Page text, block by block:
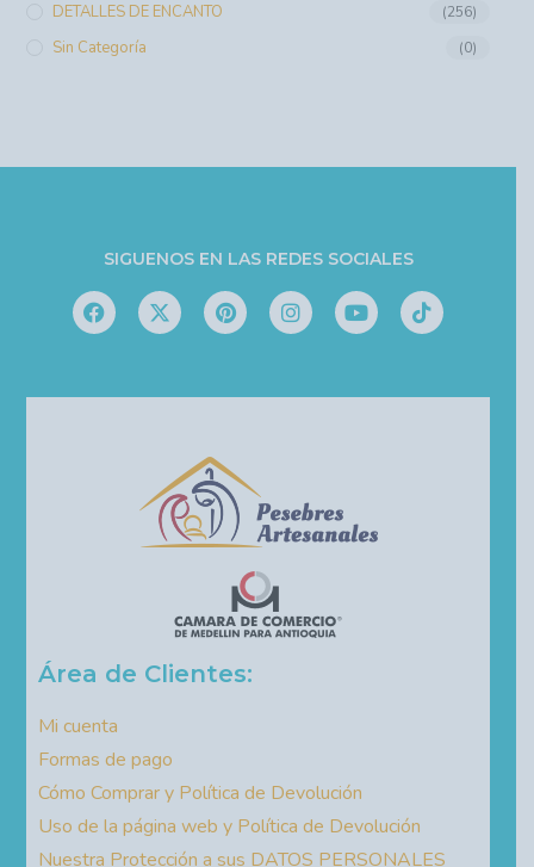
DETALLES DE ENCANTO (256)
Sin Categoría (0)
SIGUENOS EN LAS REDES SOCIALES
Área de Clientes:
Mi cuenta
Formas de pago
Cómo Comprar y Política de Devolución
Uso de la página web y Política de Devolución
Nuestra Protección a sus DATOS PERSONALES